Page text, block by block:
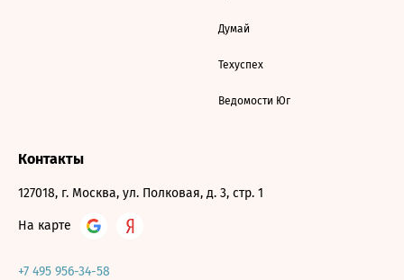
Думай
Техуспех
Ведомости Юг
Контакты
127018, г. Москва, ул. Полковая, д. 3, стр. 1
На карте
+7 495 956-34-58